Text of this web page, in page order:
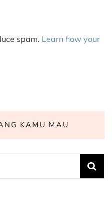
spam. Learn how your
KAMU MAU